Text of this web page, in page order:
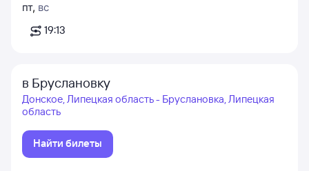
пт, вс
19:13
в Бруслановку
Донское, Липецкая область - Бруслановка, Липецкая
область
Найти билеты